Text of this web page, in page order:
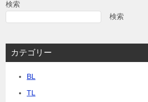
検索
検索
カテゴリー
BL
TL